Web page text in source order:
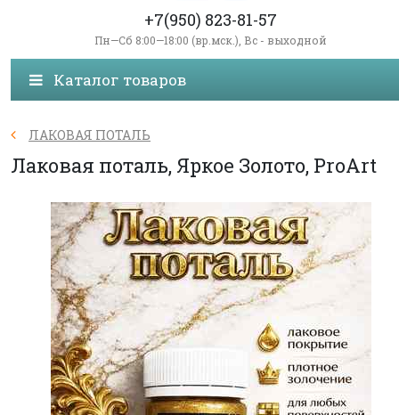
+7(950) 823-81-57
Пн—Сб 8:00—18:00 (вр.мск.), Вс - выходной
Каталог товаров
ЛАКОВАЯ ПОТАЛЬ
Лаковая поталь, Яркое Золото, ProArt